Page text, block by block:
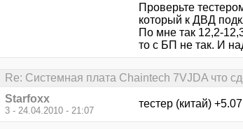
Проверьте
который к ДВД
По мне так 12,2-
то с БП не так. И
Re: Системная плата Chaintech 7VJDA что
Starfoxx
3 - 24.04.2010 - 21:07
тестер (китай)